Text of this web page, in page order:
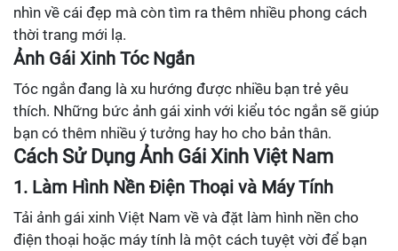
nhìn về cái đẹp mà còn tìm ra thêm nhiều phong cách
thời trang mới lạ.
Ảnh Gái Xinh Tóc Ngắn
Tóc ngắn đang là xu hướng được nhiều bạn trẻ yêu
thích. Những bức ảnh gái xinh với kiểu tóc ngắn sẽ giúp
bạn có thêm nhiều ý tưởng hay ho cho bản thân.
Cách Sử Dụng Ảnh Gái Xinh Việt Nam
1. Làm Hình Nền Điện Thoại và Máy Tính
Tải ảnh gái xinh Việt Nam về và đặt làm hình nền cho
điện thoại hoặc máy tính là một cách tuyệt vời để bạn